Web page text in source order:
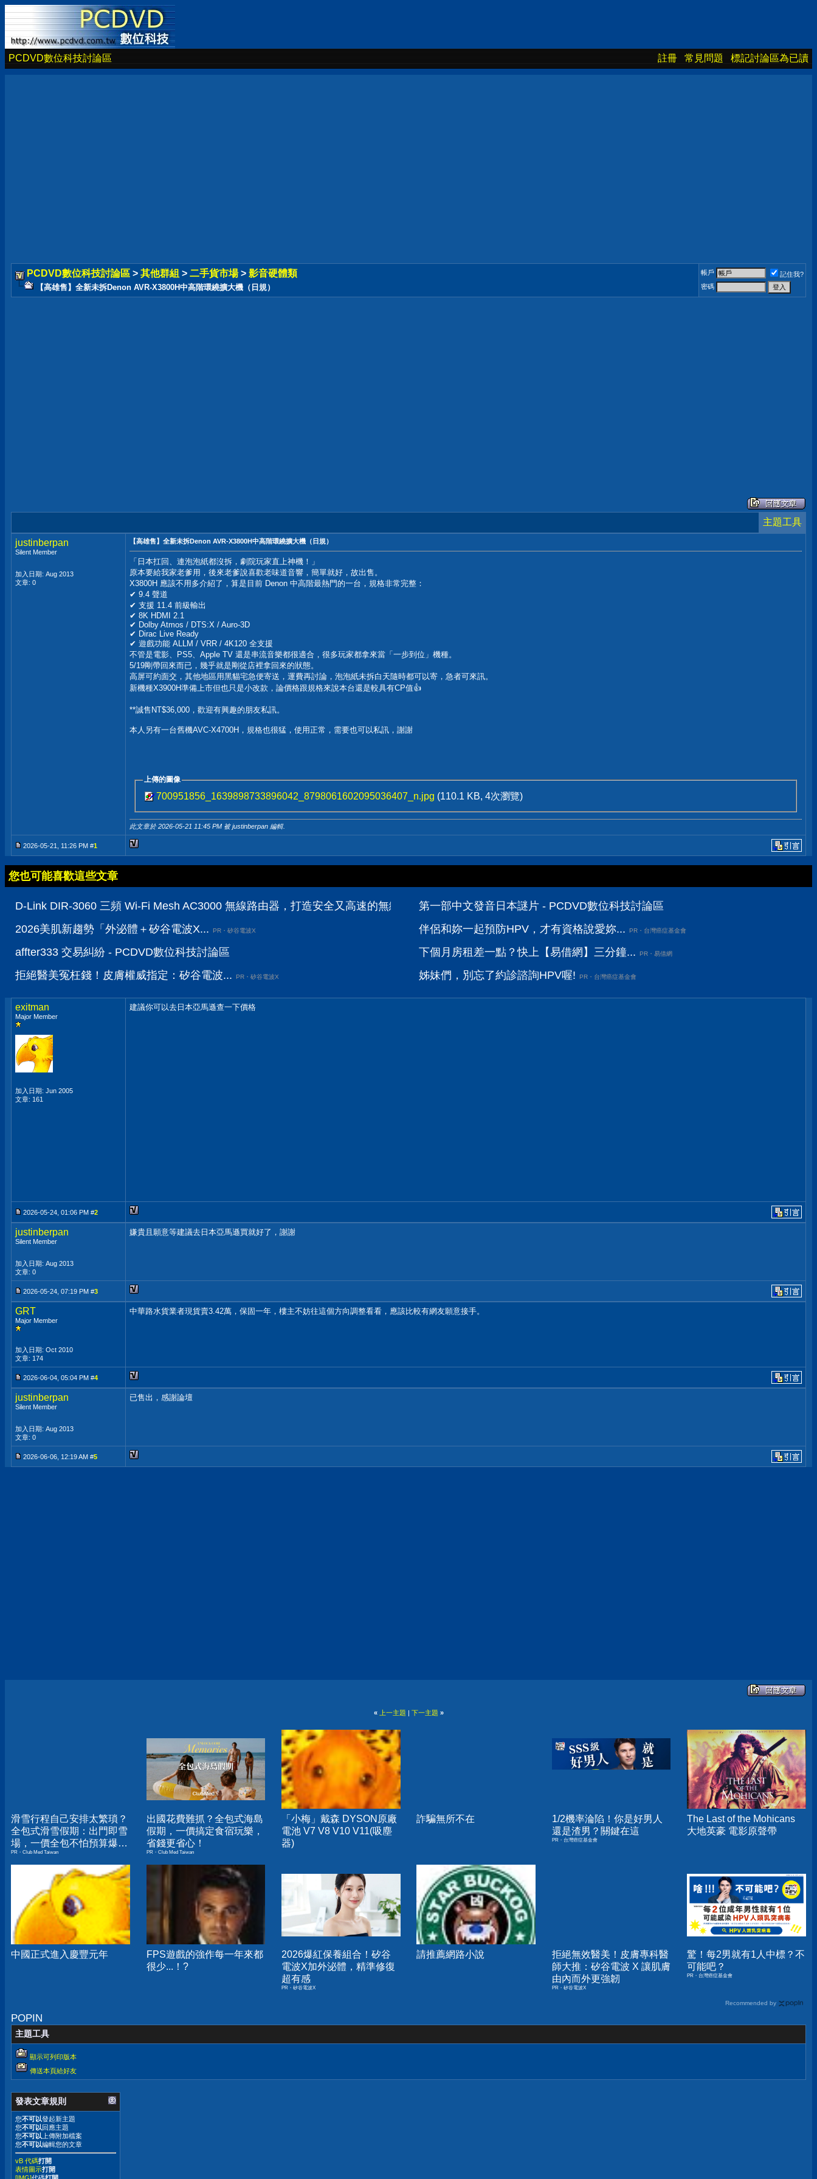
PCDVD數位科技討論區 註冊 常見問題 標記討論區為已讀
PCDVD數位科技討論區 > 其他群組 > 二手貨市場 > 影音硬體類
【高雄售】全新未拆Denon AVR-X3800H中高階環繞擴大機（日規）
帳戶
記住我?
密碼
主題工具
justinberpan
Silent Member
加入日期: Aug 2013
文章: 0
【高雄售】全新未拆Denon AVR-X3800H中高階環繞擴大機（日規）
「日本扛回、連泡泡紙都沒拆，劇院玩家直上神機！」
原本要給我家老爹用，後來老爹說喜歡老味道音響，簡單就好，故出售。
X3800H 應該不用多介紹了，算是目前 Denon 中高階最熱門的一台，規格非常完整：
✔ 9.4 聲道
✔ 支援 11.4 前級輸出
✔ 8K HDMI 2.1
✔ Dolby Atmos / DTS:X / Auro-3D
✔ Dirac Live Ready
✔ 遊戲功能 ALLM / VRR / 4K120 全支援
不管是電影、PS5、Apple TV 還是串流音樂都很適合，很多玩家都拿來當「一步到位」機種。
5/19剛帶回來而已，幾乎就是剛從店裡拿回來的狀態。
高屏可約面交，其他地區用黑貓宅急便寄送，運費再討論，泡泡紙未拆白天隨時都可以寄，急者可來訊。
新機種X3900H準備上市但也只是小改款，論價格跟規格來說本台還是較具有CP值👍
**誠售NT$36,000，歡迎有興趣的朋友私訊。
本人另有一台舊機AVC-X4700H，規格也很猛，使用正常，需要也可以私訊，謝謝
上傳的圖像
700951856_1639898733896042_8798061602095036407_n.jpg (110.1 KB, 4次瀏覽)
此文章於 2026-05-21 11:45 PM 被 justinberpan 編輯.
2026-05-21, 11:26 PM #1
您也可能喜歡這些文章
D-Link DIR-3060 三頻 Wi-Fi Mesh AC3000 無線路由器，打造安全又高速的無縫漫遊 - PCDVD數位科技討論區
2026美肌新趨勢「外泌體＋矽谷電波X...
PR・矽谷電波X
affter333 交易糾紛 - PCDVD數位科技討論區
拒絕醫美冤枉錢！皮膚權威指定：矽谷電波...
PR・矽谷電波X
第一部中文發音日本謎片 - PCDVD數位科技討論區
伴侶和妳一起預防HPV，才有資格說愛妳...
PR・台灣癌症基金會
下個月房租差一點？快上【易借網】三分鐘... PR・易借網
姊妹們，別忘了約診諮詢HPV喔! PR・台灣癌症基金會
exitman
Major Member
加入日期: Jun 2005
文章: 161
建議你可以去日本亞馬遜查一下價格
2026-05-24, 01:06 PM #2
justinberpan
Silent Member
加入日期: Aug 2013
文章: 0
嫌貴且願意等建議去日本亞馬遜買就好了，謝謝
2026-05-24, 07:19 PM #3
GRT
Major Member
加入日期: Oct 2010
文章: 174
中華路水貨業者現貨賣3.42萬，保固一年，樓主不妨往這個方向調整看看，應該比較有網友願意接手。
2026-06-04, 05:04 PM #4
justinberpan
Silent Member
加入日期: Aug 2013
文章: 0
已售出，感謝論壇
2026-06-06, 12:19 AM #5
« 上一主題 | 下一主題 »
滑雪行程自己安排太繁瑣？
全包式滑雪假期：出門即雪
場，一價全包不怕預算爆
表！
PR・Club Med Taiwan
出國花費難抓？全包式海島
假期，一價搞定食宿玩樂，
省錢更省心！
PR・Club Med Taiwan
「小梅」戴森 DYSON原廠
電池 V7 V8 V10 V11(吸塵
器)
詐騙無所不在
1/2機率淪陷！你是好男人
還是渣男？關鍵在這
PR・台灣癌症基金會
The Last of the Mohicans
大地英豪 電影原聲帶
中國正式進入慶豐元年
FPS遊戲的強作每一年來都
很少...！?
2026爆紅保養組合！矽谷
電波X加外泌體，精準修復
超有感
PR・矽谷電波X
請推薦網路小說
拒絕無效醫美！皮膚專科醫
師大推：矽谷電波 X 讓肌膚
由內而外更強韌
PR・矽谷電波X
驚！每2男就有1人中標？不
可能吧？
PR・台灣癌症基金會
Recommended by
POPIN
主題工具
顯示可列印版本
傳送本頁給好友
發表文章規則
您不可以發起新主題
您不可以回應主題
您不可以 上傳附加檔案
您不可以編輯您的文章
vB 代碼打開
表情圖示打開
[IMG]代碼打開